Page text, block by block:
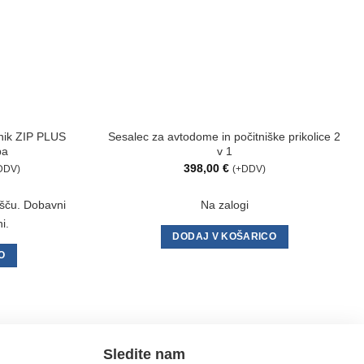
ZIP PLUS
€.
Dobavni
Sesalec za avtodome in počitniške prikolice 2
v 1
398,00 € (+DDV)
Na zalogi
DODAJ V KOŠARICO
Sledite nam